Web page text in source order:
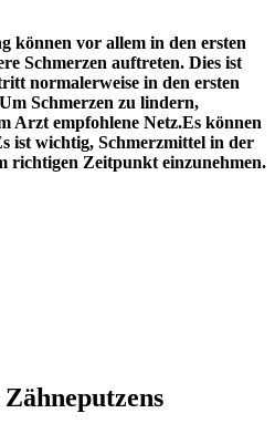
können vor allem in den ersten
Schmerzen auftreten. Dies ist
normalerweise in den ersten
Schmerzen zu lindern,
Arzt empfohlene Netz.Es können
ist wichtig, Schmerzmittel in der
richtigen Zeitpunkt einzunehmen.